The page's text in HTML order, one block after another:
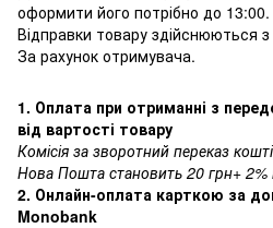
оформити його потрібно до 13:00.
Відправки товару здійснюються
За рахунок отримувача.
1. Оплата при отриманні з
від вартості товару
Комісія за зворотний переказ
Нова Пошта становить 20 грн+ 2%
2. Онлайн-оплата карткою за
Monobank